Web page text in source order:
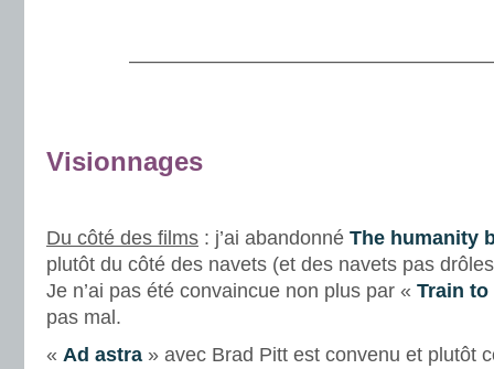
Visionnages
Du côté des films : j’ai abandonné The humanity
plutôt du côté des navets (et des navets pas
Je n’ai pas été convaincue non plus par « Train to
pas mal.
« Ad astra » avec Brad Pitt est convenu et plutôt